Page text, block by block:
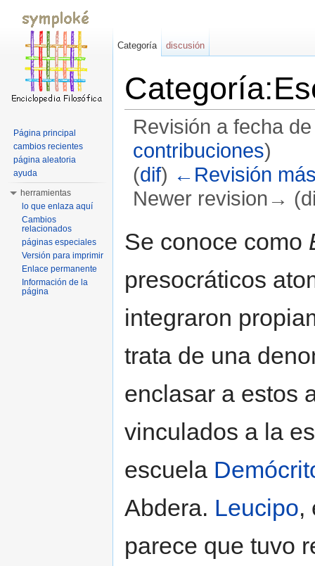
Revisión a fecha
contribuciones)
(dif) ←Revisión
Newer revision→
Se conoce como
presocráticos
integraron
trata de una
enclasar a estos
vinculados a la
escuela
Abdera. Leucipo,
parece que tuvo
Categoría discusión
Página principal
cambios recientes
página aleatoria
ayuda
herramientas
lo que enlaza aquí
Cambios
relacionados
páginas especiales
Versión para imprimir
Enlace permanente
Información de la
página